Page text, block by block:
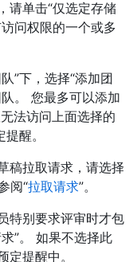
请单击“仅选定存储
问权限的一个或多
”下，选择“添加团
。 您最多可以添加
法访问上面选择的
醒。
稿拉取请求，请选择
阅“拉取请求”。
特别要求评审时才包
”。 如果不选择此
提醒中。